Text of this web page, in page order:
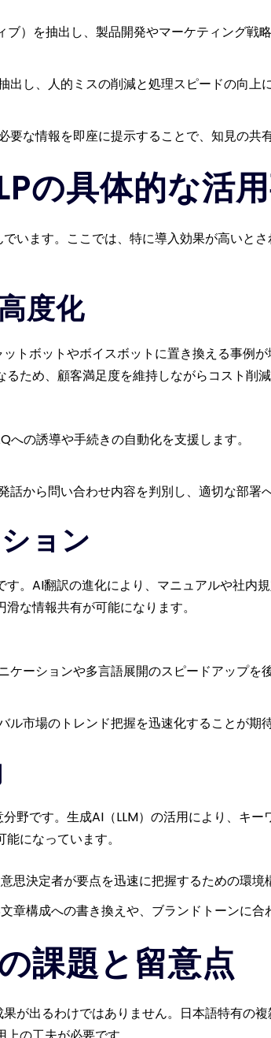
）を抽出し、製品開発やマーケティング戦
し、人的ミスの削減と処理スピードの向上
な情報を即座に提示することで、知見の共
の具体的な活
います。ここでは、特に導入効果が高いと
度化
トボットやボイスボットに置き換える事例
ため、顧客満足度を維持しながらコスト削減
の誘導や手続きの自動化を支援します。
から問い合わせ内容を判別し、適切な部署
ョン
。AI翻訳の進化により、マニュアルや社内
な情報共有が可能になります。
ーションや多言語展開のスピードアップを
市場のトレンド把握を迅速化することが期待
野です。生成AI（LLM）の活用により、キ
になっています。
決定者が要点を迅速に把握するための環境
構成への書き換えや、ブランドトーンに合
課題と留意点
が出るわけではありません。日本語特有の複